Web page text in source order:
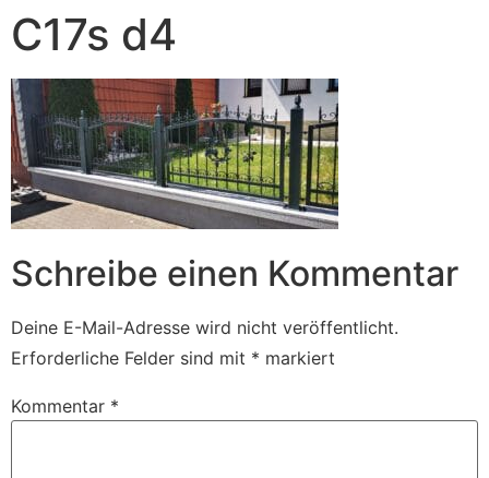
C17s d4
Schreibe einen Kommentar
Deine E-Mail-Adresse wird nicht veröffentlicht.
Erforderliche Felder sind mit * markiert
Kommentar *